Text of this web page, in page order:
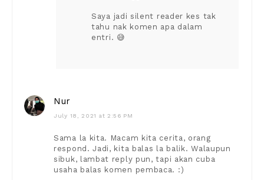
Saya jadi silent reader kes tak
tahu nak komen apa dalam
entri. 😅
Nur
July 18, 2021 at 2:56 PM
Sama la kita. Macam kita cerita, orang
respond. Jadi, kita balas la balik. Walaupun
sibuk, lambat reply pun, tapi akan cuba
usaha balas komen pembaca. :)